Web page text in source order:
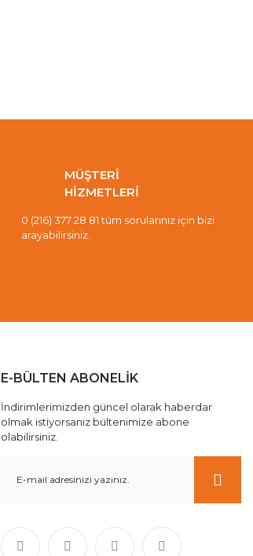
MÜŞTERİ
HİZMETLERİ
0 (216) 377 28 81 tüm sorularınız için bizi
arayabilirsiniz.
E-BÜLTEN ABONELİK
İndirimlerimizden güncel olarak haberdar
olmak istiyorsanız bültenimize abone
olabilirsiniz.